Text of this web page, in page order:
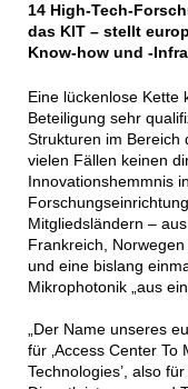
14 High-Tech-
das KIT – stellt
Know-how und -
Eine lückenlose Kette
Beteiligung sehr
Strukturen im Bereich
vielen Fällen keinen
Innovationshemmnis
Mitgliedsländern –
Frankreich,
und eine bislang
Mikrophotonik „aus
„Der Name unseres
für ‚Access Center
Technologies’, also